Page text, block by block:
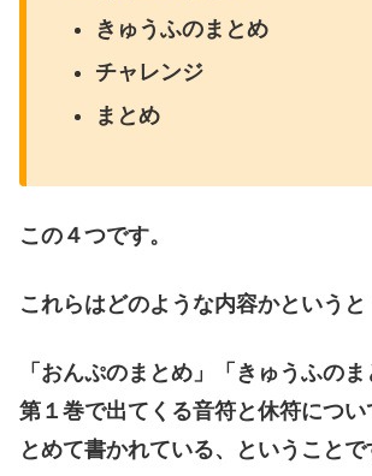
きゅうふのまとめ
チャレンジ
まとめ
この４つです。
これらはどのような内容かというと
「おんぷのまとめ」「きゅうふの
第１巻で出てくる音符と休符につい
とめて書かれている、ということで